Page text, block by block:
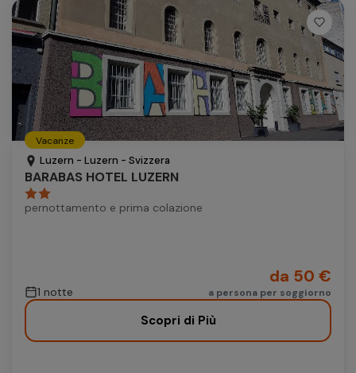
Vacanze
Luzern - Luzern - Svizzera
BARABAS HOTEL LUZERN
pernottamento e prima colazione
1 notte
da 50 €
a persona per soggiorno
Scopri di Più